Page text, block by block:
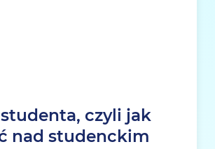
studenta, czyli jak
nad studenckim